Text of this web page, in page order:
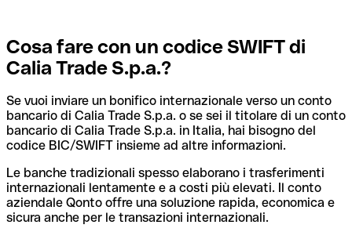
Cosa fare con un codice SWIFT di
Calia Trade S.p.a.?
Se vuoi inviare un bonifico internazionale verso un conto
bancario di Calia Trade S.p.a. o se sei il titolare di un conto
bancario di Calia Trade S.p.a. in Italia, hai bisogno del
codice BIC/SWIFT insieme ad altre informazioni.
Le banche tradizionali spesso elaborano i trasferimenti
internazionali lentamente e a costi più elevati. Il conto
aziendale Qonto offre una soluzione rapida, economica e
sicura anche per le transazioni internazionali.